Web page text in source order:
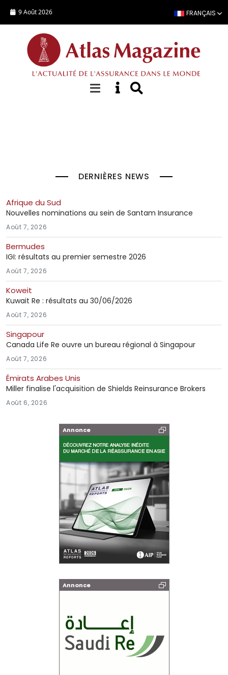
9 Août 2026 FRANÇAIS
À la Une
DERNIÈRES NEWS
Afrique du Sud
Nouvelles nominations au sein de Santam Insurance
Août 7, 2026
Bermudes
IGI: résultats au premier semestre 2026
Août 7, 2026
Koweit
Kuwait Re : résultats au 30/06/2026
Août 7, 2026
Singapour
Canada Life Re ouvre un bureau régional à Singapour
Août 7, 2026
Émirats Arabes Unis
Miller finalise l'acquisition de Shields Reinsurance Brokers
Août 6, 2026
Annonce
Annonce